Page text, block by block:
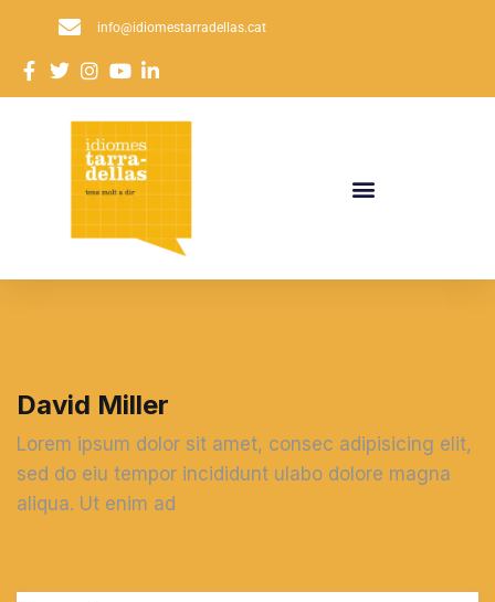
info@idiomestarradellas.cat
David Miller
Lorem ipsum dolor sit amet, consec adipisicing elit,
sed do eiu tempor incididunt ulabo dolore magna
aliqua. Ut enim ad